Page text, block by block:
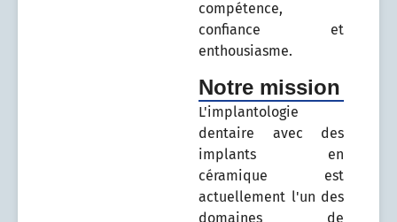
compétence,
confiance et
enthousiasme.
Notre mission
L'implantologie
dentaire avec des
implants en
céramique est
actuellement l'un des
domaines de